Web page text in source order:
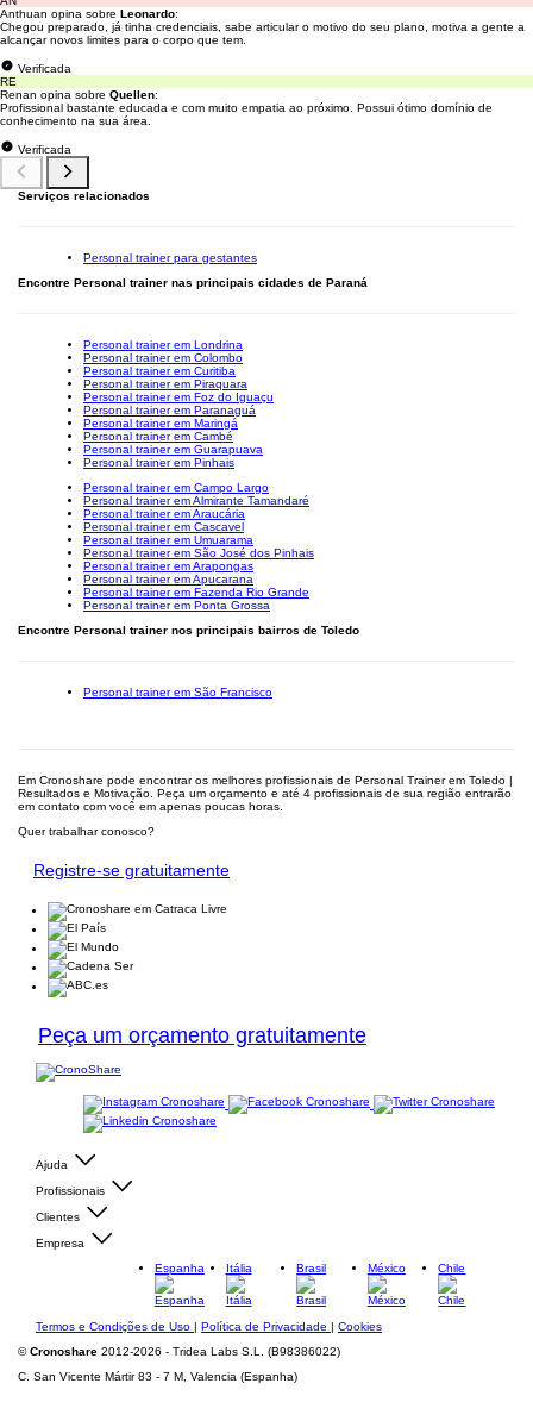
Anthuan opina sobre Leonardo:
Chegou preparado, já tinha credenciais, sabe articular o motivo do seu plano, motiva a gente a
alcançar novos limites para o corpo que tem.
Verificada
RE
Renan opina sobre Quellen:
Profissional bastante educada e com muito empatia ao próximo. Possui ótimo domínio de
conhecimento na sua área.
Verificada
Serviços relacionados
Personal trainer para gestantes
Encontre Personal trainer nas principais cidades de Paraná
Personal trainer em Londrina
Personal trainer em Colombo
Personal trainer em Curitiba
Personal trainer em Piraquara
Personal trainer em Foz do Iguaçu
Personal trainer em Paranaguá
Personal trainer em Maringá
Personal trainer em Cambé
Personal trainer em Guarapuava
Personal trainer em Pinhais
Personal trainer em Campo Largo
Personal trainer em Almirante Tamandaré
Personal trainer em Araucária
Personal trainer em Cascavel
Personal trainer em Umuarama
Personal trainer em São José dos Pinhais
Personal trainer em Arapongas
Personal trainer em Apucarana
Personal trainer em Fazenda Rio Grande
Personal trainer em Ponta Grossa
Encontre Personal trainer nos principais bairros de Toledo
Personal trainer em São Francisco
Em Cronoshare pode encontrar os melhores profissionais de Personal Trainer em Toledo |
Resultados e Motivação. Peça um orçamento e até 4 profissionais de sua região entrarão
em contato com você em apenas poucas horas.
Quer trabalhar conosco?
Registre-se gratuitamente
Peça um orçamento gratuitamente
Ajuda
Profissionais
Clientes
Empresa
Espanha
Itália Brasil México Chile
Termos e Condições de Uso | Política de Privacidade | Cookies
©Cronoshare 2012-2026 - Tridea Labs S.L. (B98386022)
C. San Vicente Mártir 83 - 7 M, Valencia (Espanha)